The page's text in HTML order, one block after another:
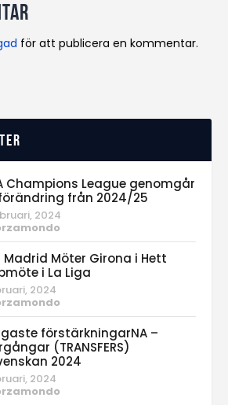
för att publicera en kommentar.
Champions League genomgår
från 2024/25
2024
Madrid Möter Girona i Hett
i La Liga
2024
förstärkningarNA –
(TRANSFERS)
2024
2024